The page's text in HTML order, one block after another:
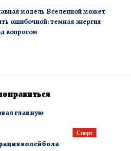
модель Вселенной может
ошибочной: темная энергия
вопросом
Спорт
главную
волейбола